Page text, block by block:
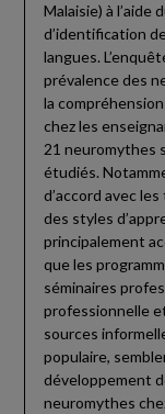
Malaisie) à
d’identification
langues.
prévalence des
la
chez les
21 neuromythes
étudiés.
d’accord avec
des styles
principalement
que les
séminaires
professionnelle
sources
populaire,
développement
neuromythes